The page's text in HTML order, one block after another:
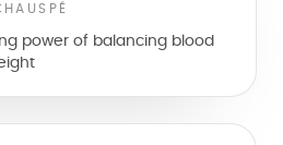
power of balancing blood